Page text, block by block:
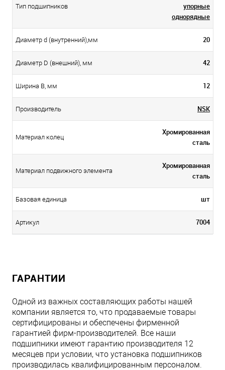
Тип подшипников
упорные
однорядные
Диаметр d (внутренний),мм 20
Диаметр D (внешний), мм 42
Ширина B, мм 12
Производитель NSK
Материал колец
Хромированная
сталь
Материал подвижного элемента
Хромированная
сталь
Базовая единица шт
Артикул 7004
ГАРАНТИИ
Одной из важных составляющих работы нашей
компании является то, что продаваемые товары
сертифицированы и обеспечены фирменной
гарантией фирм-производителей. Все наши
подшипники имеют гарантию производителя 12
месяцев при условии, что установка подшипников
производилась квалифицированным персоналом.